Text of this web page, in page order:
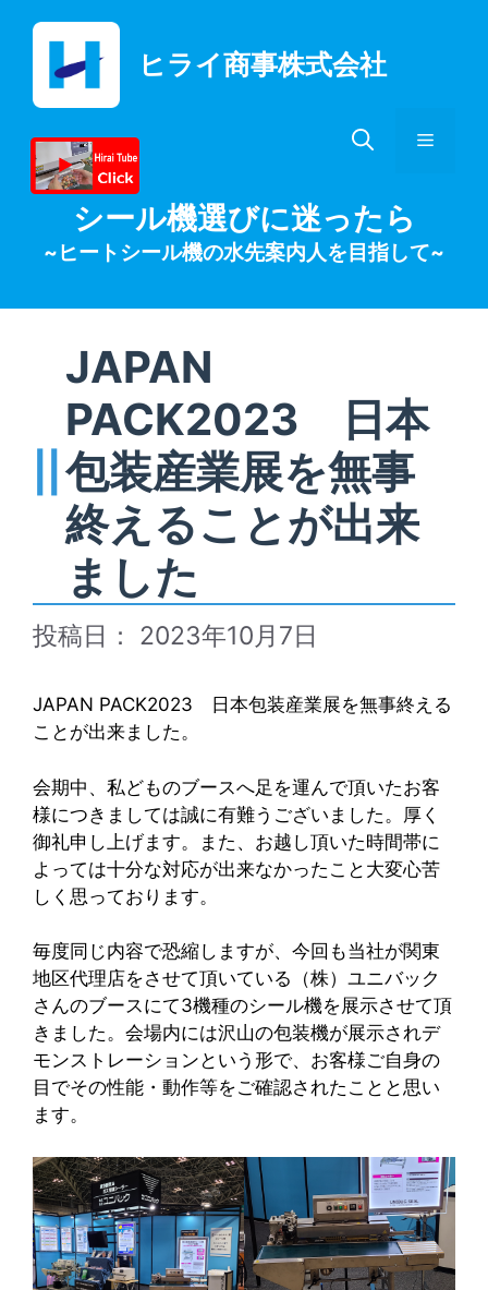
ヒライ商事株式会社
メ
シール機選びに迷ったら
~ヒートシール機の水先案内人を目指して~
JAPAN
PACK2023 日本
包装産業展を無事
終えることが出来
ました
2023年10月7日
JAPAN PACK2023 日本包装産業展を無事終える
ことが出来ました。
会期中、私どものブースへ足を運んで頂いたお客
様につきましては誠に有難うございました。厚く
御礼申し上げます。また、お越し頂いた時間帯に
よっては十分な対応が出来なかったこと大変心苦
しく思っております。
毎度同じ内容で恐縮しますが、今回も当社が関東
地区代理店をさせて頂いている（株）ユニバック
さんのブースにて3機種のシール機を展示させて頂
きました。会場内には沢山の包装機が展示されデ
モンストレーションという形で、お客様ご自身の
目でその性能・動作等をご確認されたことと思い
ます。